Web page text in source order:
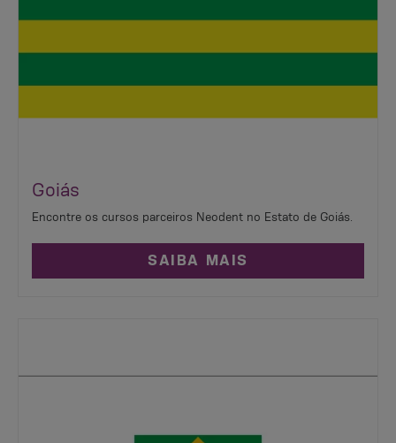
Goiás
Encontre os cursos parceiros Neodent no Estato de Goiás.
SAIBA MAIS